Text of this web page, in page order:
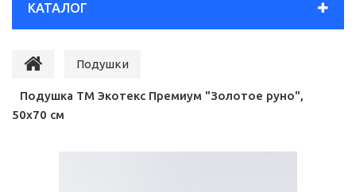
КАТАЛОГ
Подушки
Подушка ТМ Экотекс Премиум "Золотое руно",
50х70 см